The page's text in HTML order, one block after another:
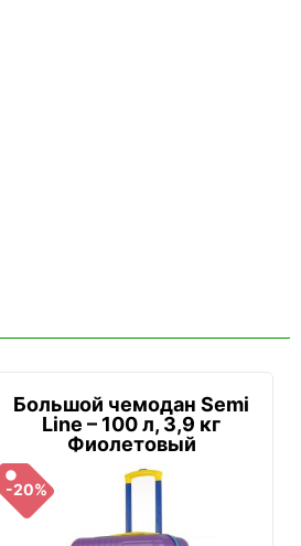
Большой чемодан Semi
Line – 100 л, 3,9 кг
Фиолетовый
-20%